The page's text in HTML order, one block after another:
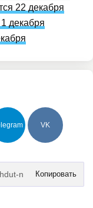
22 декабря
декабря
VK
Копировать